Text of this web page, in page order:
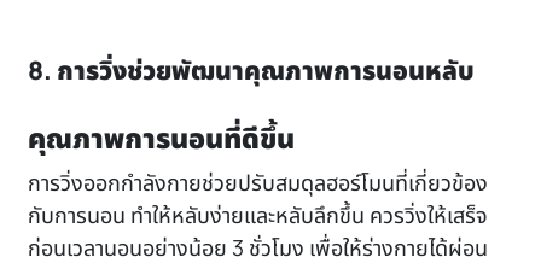
8. การวิ่งช่วยพัฒนาคุณภาพการนอนหลับ
คุณภาพการนอนที่ดีขึ้น
การวิ่งออกกำลังกายช่วยปรับสมดุลฮอร์โมนที่เกี่ยวข้อง
กับการนอน ทำให้หลับง่ายและหลับลึกขึ้น ควรวิ่งให้เสร็จ
ก่อนเวลานอนอย่างน้อย 3 ชั่วโมง เพื่อให้ร่างกายได้ผ่อน